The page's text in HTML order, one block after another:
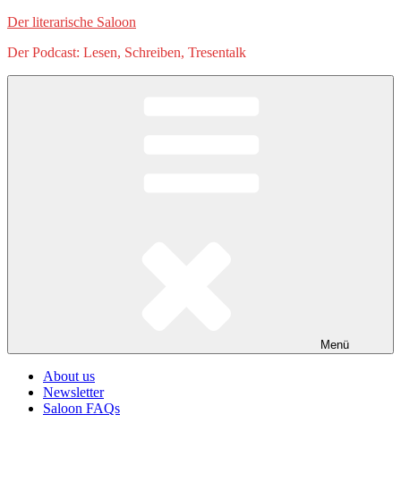
Zum
springen
Der literarische Saloon
Der Podcast: Lesen, Schreiben, Tresentalk
Menü
About us
Newsletter
Saloon FAQs